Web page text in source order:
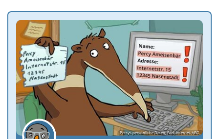
Percys persönliche Daten; Bild: Internet-ABC